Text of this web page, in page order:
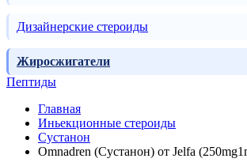
Дизайнерские стероиды
Жиросжигатели
Пептиды
Главная
Иньекционные стероиды
Сустанон
Omnadren (Сустанон) от Jelfa